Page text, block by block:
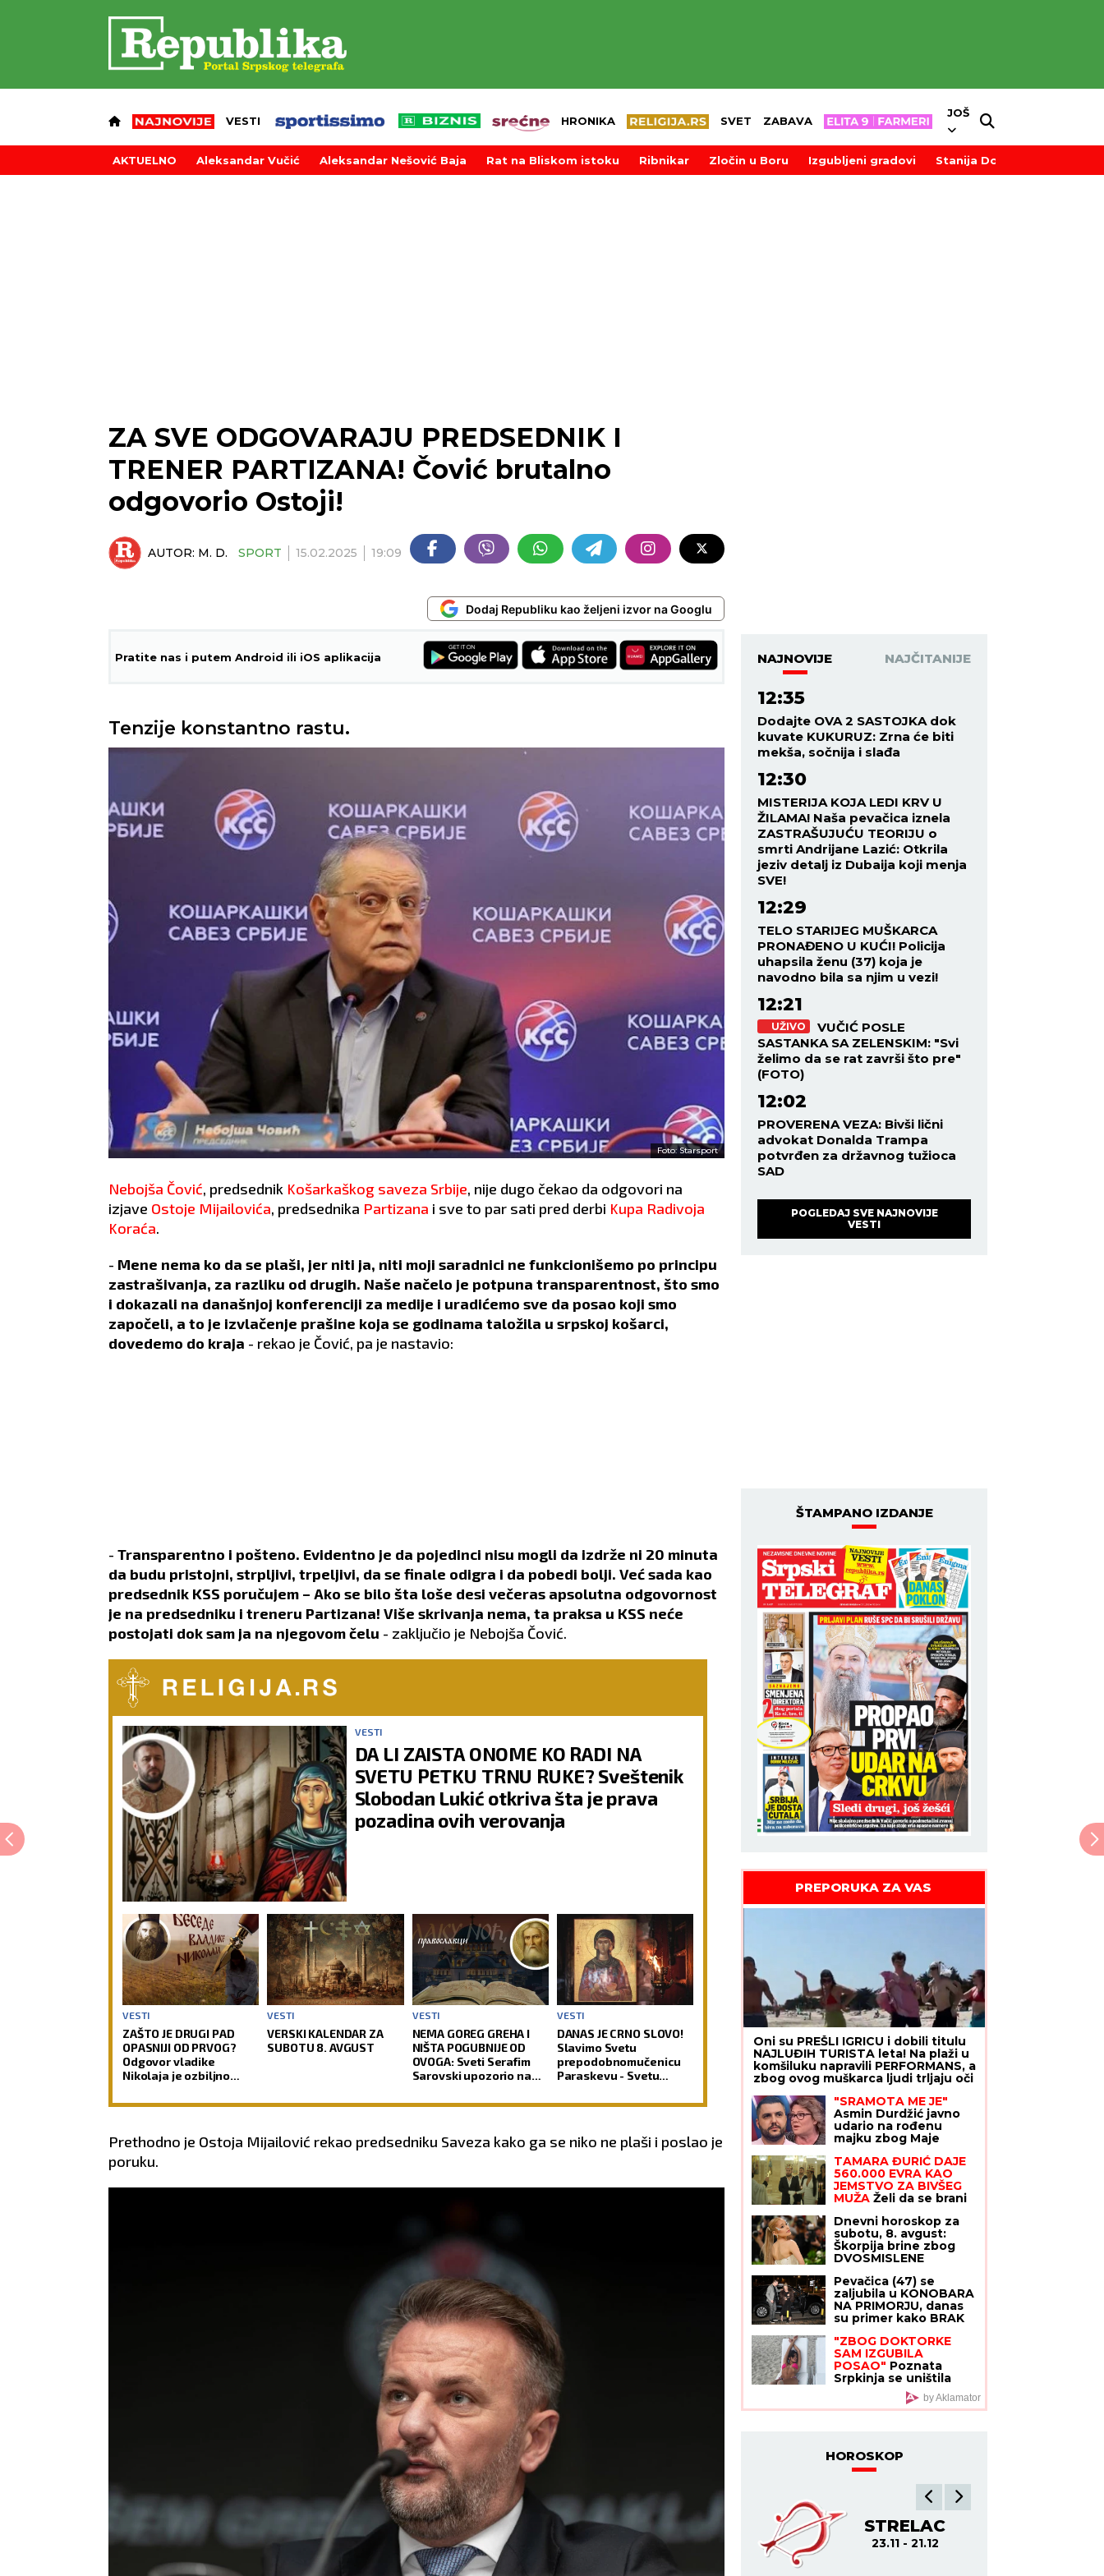
VESTI HRONIKA SVET ZABAVA
JOŠ
AKTUELNO Aleksandar Vučić Aleksandar Nešović Baja Rat na Bliskom istoku Ribnikar Zločin u Boru Izgubljeni gradovi Stanija Dobrojević
ZA SVE ODGOVARAJU PREDSEDNIK I
TRENER PARTIZANA! Čović brutalno
odgovorio Ostoji!
AUTOR: M. D. SPORT 15.02.2025 19:09
Dodaj Republiku kao željeni izvor na Googlu
Pratite nas i putem Android ili iOS aplikacija
Tenzije konstantno rastu.
Foto: Starsport
Nebojša Čović, predsednik Košarkaškog saveza Srbije, nije dugo čekao da odgovori na
izjave Ostoje Mijailovića, predsednika Partizana i sve to par sati pred derbi Kupa Radivoja
Koraća.
- Mene nema ko da se plaši, jer niti ja, niti moji saradnici ne funkcionišemo po principu
zastrašivanja, za razliku od drugih. Naše načelo je potpuna transparentnost, što smo
i dokazali na današnjoj konferenciji za medije i uradićemo sve da posao koji smo
započeli, a to je izvlačenje prašine koja se godinama taložila u srpskoj košarci,
dovedemo do kraja - rekao je Čović, pa je nastavio:
- Transparentno i pošteno. Evidentno je da pojedinci nisu mogli da izdrže ni 20 minuta
da budu pristojni, strpljivi, trpeljivi, da se finale odigra i da pobedi bolji. Već sada kao
predsednik KSS poručujem – Ako se bilo šta loše desi večeras apsolutna odgovornost
je na predsedniku i treneru Partizana! Više skrivanja nema, ta praksa u KSS neće
postojati dok sam ja na njegovom čelu - zaključio je Nebojša Čović.
VESTI
DA LI ZAISTA ONOME KO RADI NA
SVETU PETKU TRNU RUKE? Sveštenik
Slobodan Lukić otkriva šta je prava
pozadina ovih verovanja
VESTI
ZAŠTO JE DRUGI PAD
OPASNIJI OD PRVOG?
Odgovor vladike
Nikolaja je ozbiljno
VESTI
VERSKI KALENDAR ZA
SUBOTU 8. AVGUST
VESTI
NEMA GOREG GREHA I
NIŠTA POGUBNIJE OD
OVOGA: Sveti Serafim
Sarovski upozorio na
teško pronalazi izlaz
VESTI
DANAS JE CRNO SLOVO!
Slavimo Svetu
prepodobnomučenicu
Paraskevu - Svetu
Prethodno je Ostoja Mijailović rekao predsedniku Saveza kako ga se niko ne plaši i poslao je
poruku.
NAJNOVIJE NAJČITANIJE
12:35
Dodajte OVA 2 SASTOJKA dok
kuvate KUKURUZ: Zrna će biti
mekša, sočnija i slađa
12:30
MISTERIJA KOJA LEDI KRV U
ŽILAMA! Naša pevačica iznela
ZASTRAŠUJUĆU TEORIJU o
smrti Andrijane Lazić: Otkrila
jeziv detalj iz Dubaija koji menja
SVE!
12:29
TELO STARIJEG MUŠKARCA
PRONAĐENO U KUĆI! Policija
uhapsila ženu (37) koja je
navodno bila sa njim u vezi!
12:21
UŽIVO
VUČIĆ POSLE
SASTANKA SA ZELENSKIM: "Svi
želimo da se rat završi što pre"
(FOTO)
12:02
PROVERENA VEZA: Bivši lični
advokat Donalda Trampa
potvrđen za državnog tužioca
SAD
POGLEDAJ SVE NAJNOVIJE
VESTI
ŠTAMPANO IZDANJE
PREPORUKA ZA VAS
Oni su PREŠLI IGRICU i dobili titulu
NAJLUĐIH TURISTA leta! Na plaži u
komšiluku napravili PERFORMANS, a
zbog ovog muškarca ljudi trljaju oči
"SRAMOTA ME JE"
Asmin Durdžić javno
udario na rođenu
majku zbog Maje
domaćica, ne snalazi
se u ovom svetu i ne
zna da prestane"
TAMARA ĐURIĆ DAJE
560.000 EVRA KAO
JEMSTVO ZA BIVŠEG
MUŽA Želi da se brani
da bi i on to uradio za
mene", ovo su svi
detalji
Dnevni horoskop za
subotu, 8. avgust:
Škorpija brine zbog
DVOSMISLENE
teško pasti emotivna
opomena
Pevačica (47) se
zaljubila u KONOBARA
NA PRIMORJU, danas
su primer kako BRAK
vam muž brani da
napredujete, NIJE ZA
VAS"
"ZBOG DOKTORKE
SAM IZGUBILA
POSAO" Poznata
Srpkinja se uništila
estetskim zahvatima,
pa vratila prirodan
izgled: Sada isplivala
by Aklamator
HOROSKOP
24.9 - 23.10
ŠKORPIJA
24.10 - 22.11
STRELAC
23.11 - 21.12
JARAC
21.12 - 21.1